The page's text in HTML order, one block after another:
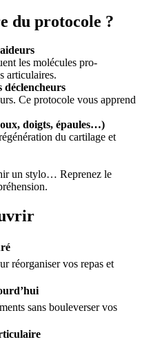
du protocole ?
les molécules pro-
articulaires.
déclencheurs
Ce protocole vous apprend
doigts, épaules…)
du cartilage et
un stylo… Reprenez le
réorganiser vos repas et
sans bouleverser vos